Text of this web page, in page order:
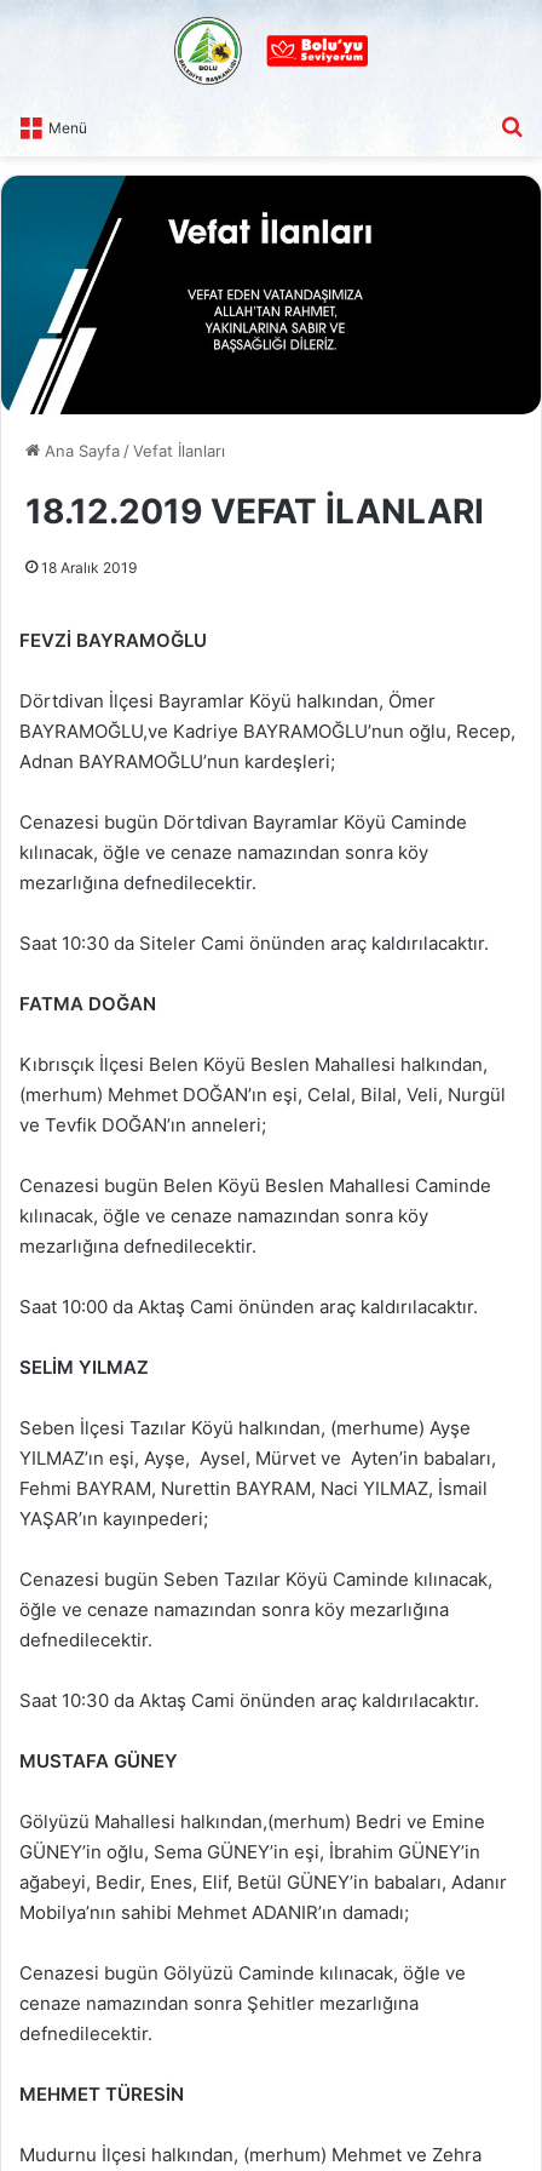
Menü
Ana Sayfa /Vefat İlanları
18.12.2019 VEFAT İLANLARI
18 Aralık 2019
FEVZİ BAYRAMOĞLU
Dörtdivan İlçesi Bayramlar Köyü halkından, Ömer
BAYRAMOĞLU,ve Kadriye BAYRAMOĞLU’nun oğlu, Recep,
Adnan BAYRAMOĞLU’nun kardeşleri;
Cenazesi bugün Dörtdivan Bayramlar Köyü Caminde
kılınacak, öğle ve cenaze namazından sonra köy
mezarlığına defnedilecektir.
Saat 10:30 da Siteler Cami önünden araç kaldırılacaktır.
FATMA DOĞAN
Kıbrısçık İlçesi Belen Köyü Beslen Mahallesi halkından,
(merhum) Mehmet DOĞAN’ın eşi, Celal, Bilal, Veli, Nurgül
ve Tevfik DOĞAN’ın anneleri;
Cenazesi bugün Belen Köyü Beslen Mahallesi Caminde
kılınacak, öğle ve cenaze namazından sonra köy
mezarlığına defnedilecektir.
Saat 10:00 da Aktaş Cami önünden araç kaldırılacaktır.
SELİM YILMAZ
Seben İlçesi Tazılar Köyü halkından, (merhume) Ayşe
YILMAZ’ın eşi, Ayşe, Aysel, Mürvet ve Ayten’in babaları,
Fehmi BAYRAM, Nurettin BAYRAM, Naci YILMAZ, İsmail
YAŞAR’ın kayınpederi;
Cenazesi bugün Seben Tazılar Köyü Caminde kılınacak,
öğle ve cenaze namazından sonra köy mezarlığına
defnedilecektir.
Saat 10:30 da Aktaş Cami önünden araç kaldırılacaktır.
MUSTAFA GÜNEY
Gölyüzü Mahallesi halkından,(merhum) Bedri ve Emine
GÜNEY’in oğlu, Sema GÜNEY’in eşi, İbrahim GÜNEY’in
ağabeyi, Bedir, Enes, Elif, Betül GÜNEY’in babaları, Adanır
Mobilya’nın sahibi Mehmet ADANIR’ın damadı;
Cenazesi bugün Gölyüzü Caminde kılınacak, öğle ve
cenaze namazından sonra Şehitler mezarlığına
defnedilecektir.
MEHMET TÜRESİN
Mudurnu İlçesi halkından, (merhum) Mehmet ve Zehra